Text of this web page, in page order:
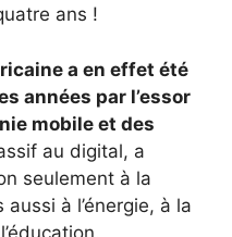
ans !
a en effet été
années par l’essor
mobile et des
au digital, a
seulement à la
à l’énergie, à la